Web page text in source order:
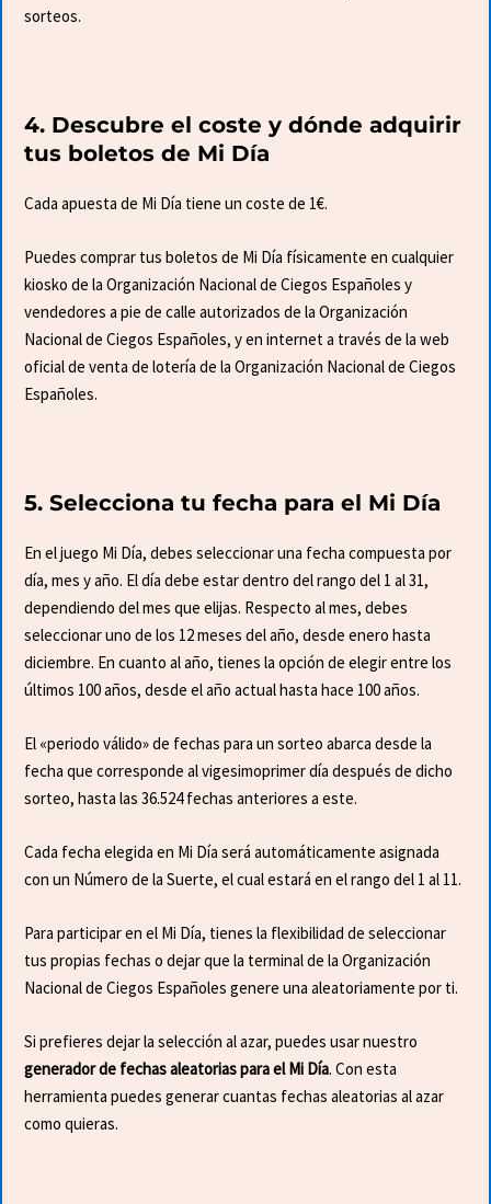
sorteos.
4. Descubre el coste y dónde adquirir
tus boletos de Mi Día
Cada apuesta de Mi Día tiene un coste de 1€.
Puedes comprar tus boletos de Mi Día físicamente en cualquier
kiosko de la Organización Nacional de Ciegos Españoles y
vendedores a pie de calle autorizados de la Organización
Nacional de Ciegos Españoles, y en internet a través de la web
oficial de venta de lotería de la Organización Nacional de Ciegos
Españoles.
5. Selecciona tu fecha para el Mi Día
En el juego Mi Día, debes seleccionar una fecha compuesta por
día, mes y año. El día debe estar dentro del rango del 1 al 31,
dependiendo del mes que elijas. Respecto al mes, debes
seleccionar uno de los 12 meses del año, desde enero hasta
diciembre. En cuanto al año, tienes la opción de elegir entre los
últimos 100 años, desde el año actual hasta hace 100 años.
El «periodo válido» de fechas para un sorteo abarca desde la
fecha que corresponde al vigesimoprimer día después de dicho
sorteo, hasta las 36.524 fechas anteriores a este.
Cada fecha elegida en Mi Día será automáticamente asignada
con un Número de la Suerte, el cual estará en el rango del 1 al 11.
Para participar en el Mi Día, tienes la flexibilidad de seleccionar
tus propias fechas o dejar que la terminal de la Organización
Nacional de Ciegos Españoles genere una aleatoriamente por ti.
Si prefieres dejar la selección al azar, puedes usar nuestro
generador de fechas aleatorias para el Mi Día. Con esta
herramienta puedes generar cuantas fechas aleatorias al azar
como quieras.